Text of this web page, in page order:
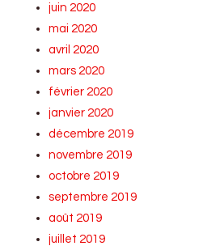
juin 2020
mai 2020
avril 2020
mars 2020
février 2020
janvier 2020
décembre 2019
novembre 2019
octobre 2019
septembre 2019
août 2019
juillet 2019